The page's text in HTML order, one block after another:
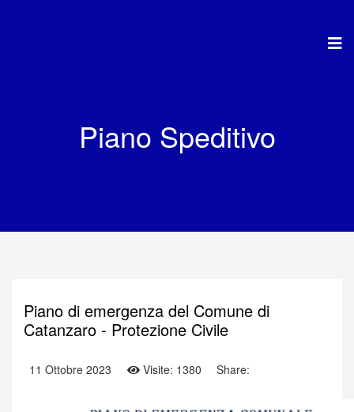
Piano Speditivo
Piano di emergenza del Comune di
Catanzaro - Protezione Civile
11 Ottobre 2023 Visite: 1380 Share: